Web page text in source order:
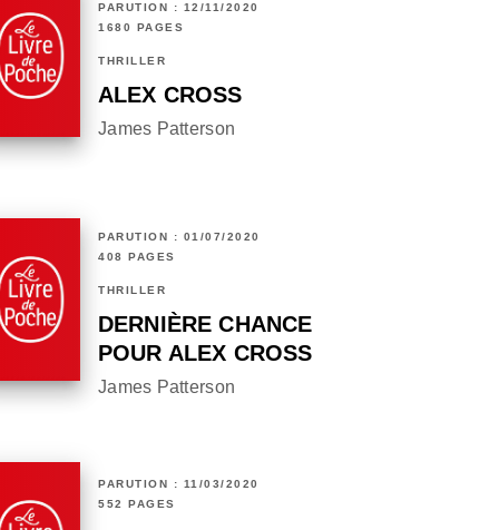
PARUTION : 12/11/2020
1680 PAGES
THRILLER
ALEX CROSS
James Patterson
PARUTION : 01/07/2020
408 PAGES
THRILLER
DERNIÈRE CHANCE
POUR ALEX CROSS
James Patterson
PARUTION : 11/03/2020
552 PAGES